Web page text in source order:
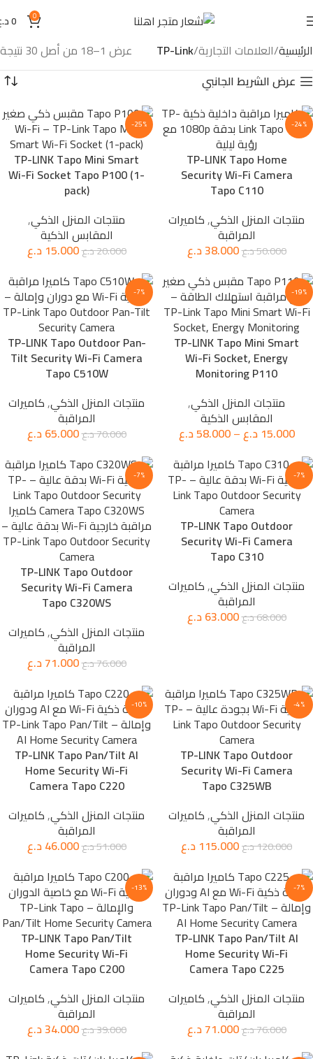
0
0
الرئيسية العلامات التجارية TP-Link
عرض 1–18 من أصل 30 نتيجة
عرض الشريط الجانبي
-24%
TP-LINK Tapo Home
Security Wi-Fi Camera
Tapo C110
منتجات المنزل الذكي,كاميرات
المراقبة
50.000د.ع38.000د.ع
-25%
TP-LINK Tapo Mini Smart
Wi-Fi Socket Tapo P100 (1-
pack)
منتجات المنزل الذكي,
المقابس الذكية
20.000د.ع15.000 د.ع
-19%
TP-LINK Tapo Mini Smart
Wi-Fi Socket, Energy
Monitoring P110
منتجات المنزل الذكي,
المقابس الذكية
15.000 د.ع–
58.000د.ع
-7%
TP-LINK Tapo Outdoor Pan-
Tilt Security Wi-Fi Camera
Tapo C510W
منتجات المنزل الذكي,كاميرات
المراقبة
70.000د.ع65.000د.ع
-7%
TP-LINK Tapo Outdoor
Security Wi-Fi Camera
Tapo C310
منتجات المنزل الذكي,كاميرات
المراقبة
68.000د.ع63.000د.ع
-7%
TP-LINK Tapo Outdoor
Security Wi-Fi Camera
Tapo C320WS
منتجات المنزل الذكي,كاميرات
المراقبة
76.000د.ع71.000د.ع
-4%
TP-LINK Tapo Outdoor
Security Wi-Fi Camera
Tapo C325WB
منتجات المنزل الذكي,كاميرات
المراقبة
120.000د.ع115.000 د.ع
-10%
TP-LINK Tapo Pan/Tilt AI
Home Security Wi-Fi
Camera Tapo C220
منتجات المنزل الذكي,كاميرات
المراقبة
51.000د.ع46.000د.ع
-7%
TP-LINK Tapo Pan/Tilt AI
Home Security Wi-Fi
Camera Tapo C225
منتجات المنزل الذكي,كاميرات
المراقبة
76.000د.ع71.000د.ع
-13%
TP-LINK Tapo Pan/Tilt
Home Security Wi-Fi
Camera Tapo C200
منتجات المنزل الذكي,كاميرات
المراقبة
39.000د.ع34.000د.ع